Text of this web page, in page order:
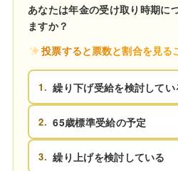
あなたは年金の受け取り時期に
ますか？
投票すると票数と割合を見る
1. 繰り下げ受給を検討してい
2. 65歳標準受給の予定
3. 繰り上げを検討している